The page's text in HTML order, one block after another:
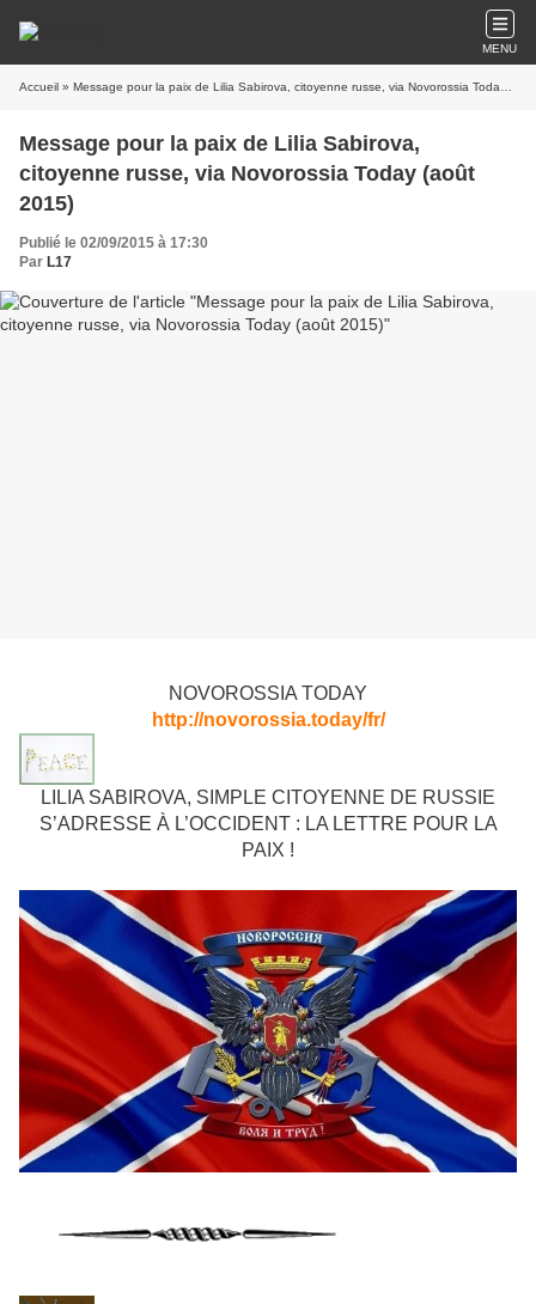
MENU
Accueil » Message pour la paix de Lilia Sabirova, citoyenne russe, via Novorossia Today (août 2015)
Message pour la paix de Lilia Sabirova,
citoyenne russe, via Novorossia Today (août
2015)
Publié le 02/09/2015 à 17:30
Par L17
NOVOROSSIA TODAY
http://novorossia.today/fr/
LILIA SABIROVA, SIMPLE CITOYENNE DE RUSSIE
S’ADRESSE À L’OCCIDENT : LA LETTRE POUR LA
PAIX !